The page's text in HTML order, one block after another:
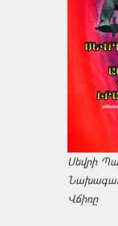
Սեվրի
Վճիռը